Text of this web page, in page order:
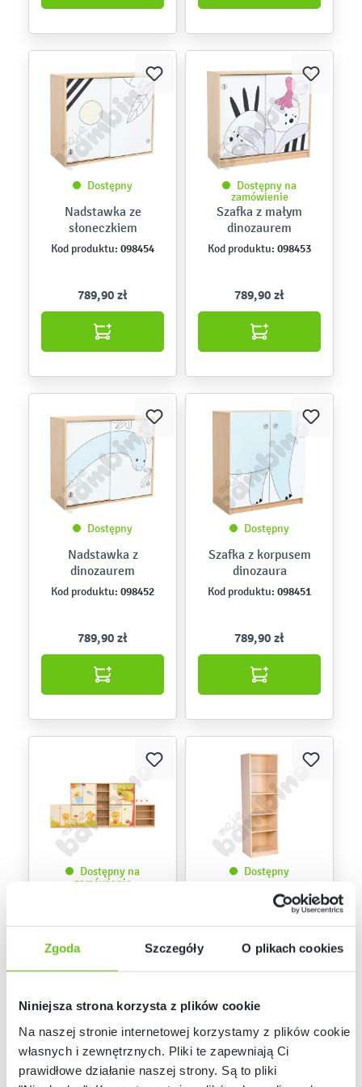
Zgoda Szczegóły O plikach cookies
Niniejsza strona korzysta z plików cookie
Na naszej stronie internetowej korzystamy z plików cookie:
własnych i zewnętrznych. Pliki te zapewniają Ci
prawidłowe działanie naszej strony. Są to pliki
Dostępny
Nadstawka ze
słoneczkiem
Kod produktu: 098454
789,90 zł
Dostępny na
zamówienie
Szafka z małym
dinozaurem
Kod produktu: 098453
789,90 zł
Dostępny
Nadstawka z
dinozaurem
Kod produktu: 098452
789,90 zł
Dostępny
Szafka z korpusem
dinozaura
Kod produktu: 098451
789,90 zł
Dostępny na
zamówienie
Dostępny
Regał